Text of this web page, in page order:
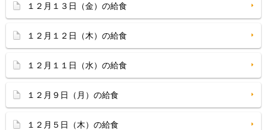
１２月１３日（金）の給食
１２月１２日（木）の給食
１２月１１日（水）の給食
１２月９日（月）の給食
１２月５日（木）の給食